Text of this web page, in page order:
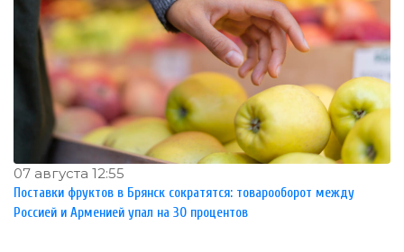
07 августа 12:55
Поставки фруктов в Брянск сократятся: товарооборот между
Россией и Арменией упал на 30 процентов